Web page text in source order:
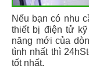
Nếu bạn có nhu
thiết bị điện tử
năng mới của
tình nhất thì
tốt nhất.